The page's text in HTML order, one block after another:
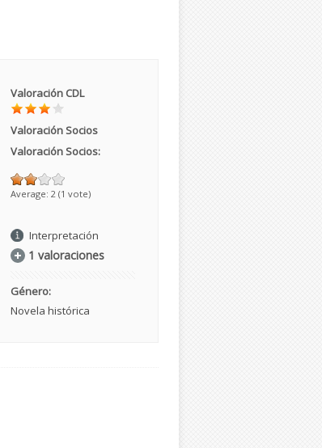
Valoración CDL
Valoración Socios
Valoración Socios:
Average: 2 (1 vote)
Interpretación
1 valoraciones
Género:
Novela histórica